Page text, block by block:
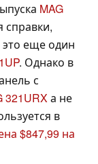
MAG
еще один
. Однако в
с
321URXа не
в
$847,99 на